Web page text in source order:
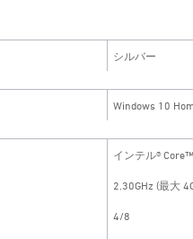
シルバー
Windows 10
インテル®
2.30GHz (最大
4/8